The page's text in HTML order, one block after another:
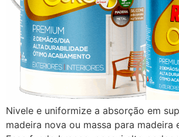
Nivele e uniformize a absorção em
madeira nova ou massa para madeira